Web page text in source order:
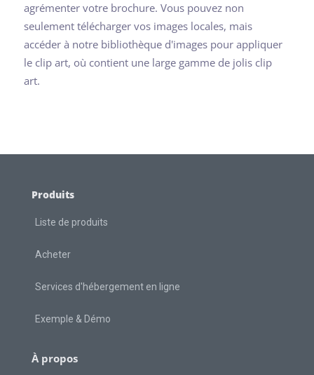
agrémenter votre brochure. Vous pouvez non
seulement télécharger vos images locales, mais
accéder à notre bibliothèque d'images pour appliquer
le clip art, où contient une large gamme de jolis clip
art.
Produits
Liste de produits
Acheter
Services d'hébergement en ligne
Exemple & Démo
À propos